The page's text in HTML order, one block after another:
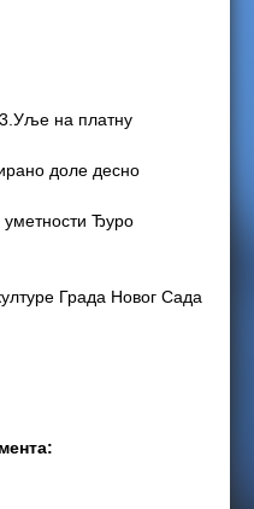
на платну
доле десно
уметности Ђуро
Града Новог Сада